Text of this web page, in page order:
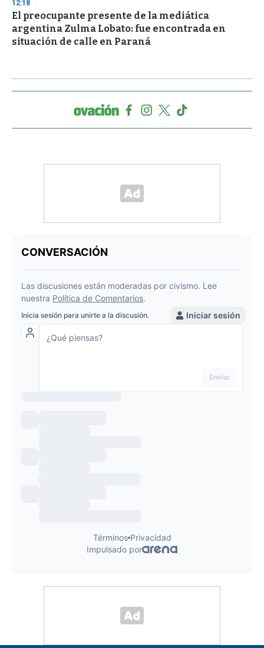
12:18
El preocupante presente de la mediática
argentina Zulma Lobato: fue encontrada en
situación de calle en Paraná